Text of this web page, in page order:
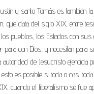
y santo Tomás es también
que data del siglo XIX, entre
pueblos, los Estados con sus
para con Dios, y necesitan para
autoridad de Jesucristo ejercida
es posible si toda o casi
cuando el liberalismo se fue